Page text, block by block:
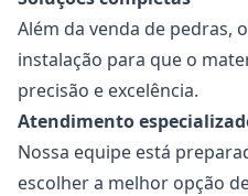
Além da venda de pedras,
instalação para que o
precisão e excelência.
Atendimento
Nossa equipe está
escolher a melhor opção